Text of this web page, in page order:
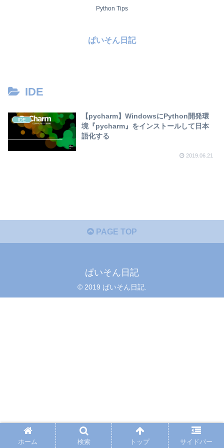
Python Tips
ぱいそん日記
IDE
IDE
【pycharm】WindowsにPython開発環
境『pycharm』をインストールして日本
語化する
2019.06.21
PAGE TOP
ぱいそん日記
© 2019 ぱいそん日記.
ホーム 検索 トップ サイドバー